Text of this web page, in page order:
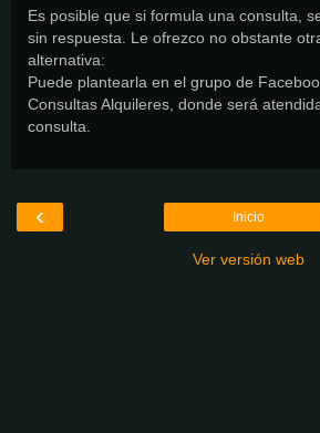
Es posible que si formula una consulta,
sin respuesta. Le ofrezco no obstante
alternativa:
Puede plantearla en el grupo de
Consultas Alquileres, donde será
consulta.
‹ Inicio
Ver versión web